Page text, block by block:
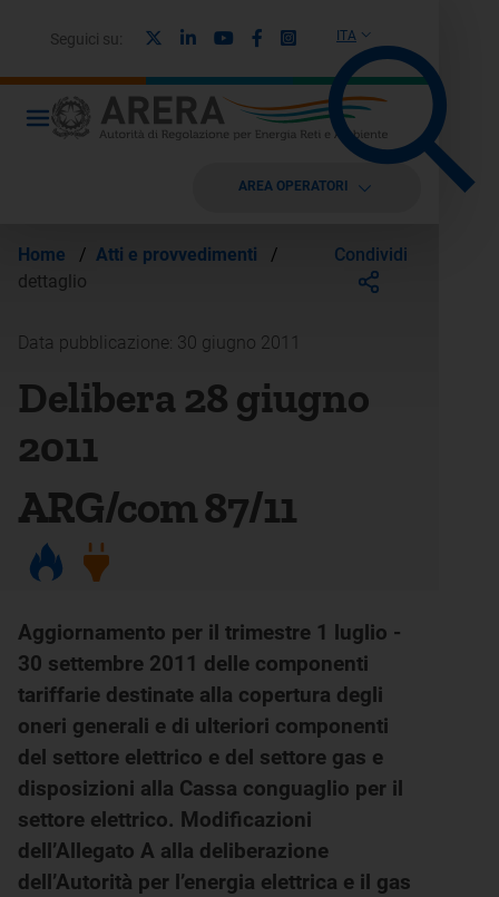
ITA
Seguici su: LinkedinYoutubeFacebook
Instagram
AREA OPERATORI
Home / Atti e provvedimenti
/
dettaglio
Condividi
Data pubblicazione: 30 giugno 2011
Delibera 28 giugno
2011
ARG/com 87/11
Aggiornamento per il trimestre 1 luglio -
30 settembre 2011 delle componenti
tariffarie destinate alla copertura degli
oneri generali e di ulteriori componenti
del settore elettrico e del settore gas e
disposizioni alla Cassa conguaglio per il
settore elettrico. Modificazioni
dell’Allegato A alla deliberazione
dell’Autorità per l’energia elettrica e il gas